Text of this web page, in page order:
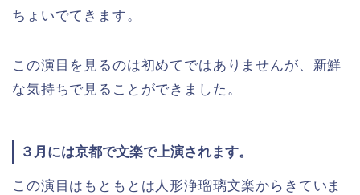
ちょいでてきます。
この演目を見るのは初めてではありませんが、新鮮
な気持ちで見ることができました。
３月には京都で文楽で上演されます。
この演目はもともとは人形浄瑠璃文楽からきていま